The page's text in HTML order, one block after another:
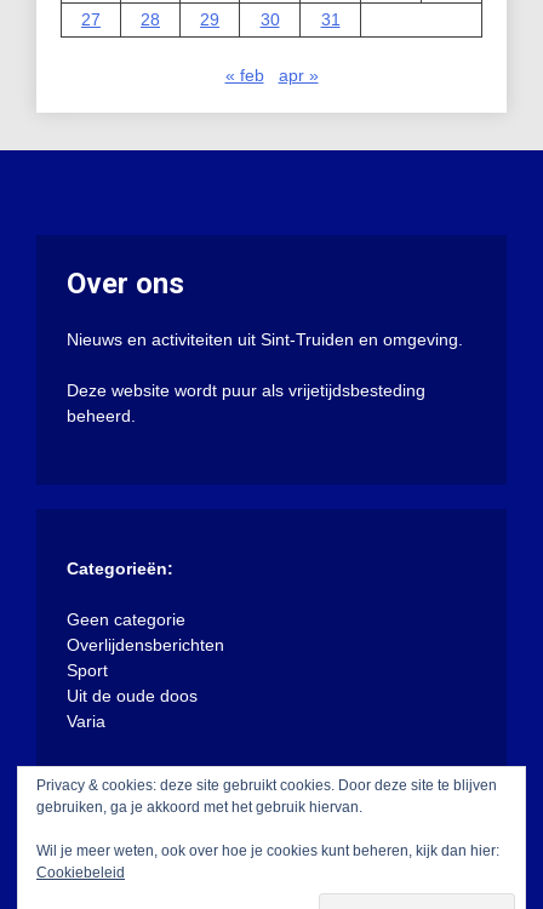
27
28 29 30 31
« feb apr »
Over ons
Nieuws en activiteiten uit Sint-Truiden en omgeving.
Deze website wordt puur als vrijetijdsbesteding
beheerd.
Categorieën:
Geen categorie
Overlijdensberichten
Sport
Uit de oude doos
Varia
Privacy & cookies: deze site gebruikt cookies. Door deze site te blijven
gebruiken, ga je akkoord met het gebruik hiervan.
Wil je meer weten, ook over hoe je cookies kunt beheren, kijk dan hier:
Cookiebeleid